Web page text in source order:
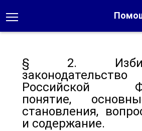
§ 2.
законодательство
Российской
понятие,
становления,
и содержание.